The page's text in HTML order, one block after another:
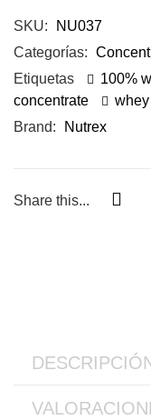
SKU:
NU037
Categorías:
Etiquetas
100%
concentrate
Brand:
Nutrex
Share this...